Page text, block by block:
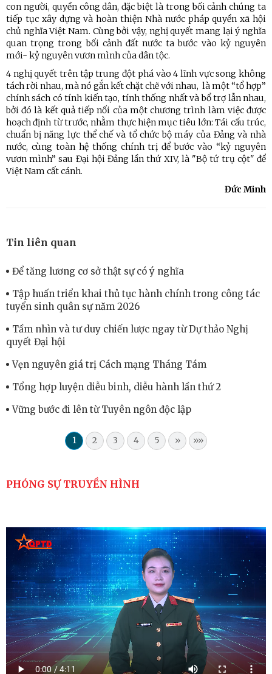
con người, quyền công dân, đặc biệt là trong bối cảnh chúng ta
tiếp tục xây dựng và hoàn thiện Nhà nước pháp quyền xã hội
chủ nghĩa Việt Nam. Cùng bởi vậy, nghị quyết mang lại ý nghĩa
quan trọng trong bối cảnh đất nước ta bước vào kỷ nguyên
mới- kỷ nguyên vươn mình của dân tộc.
4 nghị quyết trên tập trung đột phá vào 4 lĩnh vực song không
tách rời nhau, mà nó gắn kết chặt chẽ với nhau, là một “tổ hợp”
chính sách có tính kiến tạo, tính thống nhất và bổ trợ lẫn nhau,
bởi đó là kết quả tiếp nối của một chương trình làm việc được
hoạch định từ trước, nhằm thực hiện mục tiêu lớn: Tái cấu trúc,
chuẩn bị năng lực thể chế và tổ chức bộ máy của Đảng và nhà
nước, cùng toàn hệ thống chính trị để bước vào “kỷ nguyên
vươn mình” sau Đại hội Đảng lần thứ XIV, là "Bộ tứ trụ cột" để
Việt Nam cất cánh.
Đức Minh
Tin liên quan
Để tăng lương cơ sở thật sự có ý nghĩa
Tập huấn triển khai thủ tục hành chính trong công tác
tuyển sinh quân sự năm 2026
Tầm nhìn và tư duy chiến lược ngay từ Dự thảo Nghị
quyết Đại hội
Vẹn nguyên giá trị Cách mạng Tháng Tám
Tổng hợp luyện diễu binh, diễu hành lần thứ 2
Vững bước đi lên từ Tuyên ngôn độc lập
1 2 3 4 5 » »»
PHÓNG SỰ TRUYỀN HÌNH